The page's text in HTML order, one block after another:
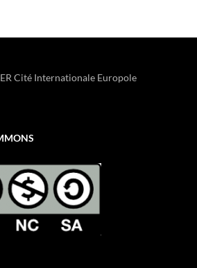
Cité Internationale Europole